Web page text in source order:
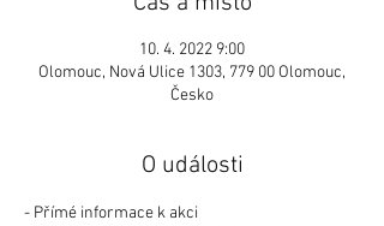
10. 4. 2022 9:00
Olomouc, Nová Ulice 1303, 779 00 Olomouc,
Česko
O události
- Přímé informace k akci